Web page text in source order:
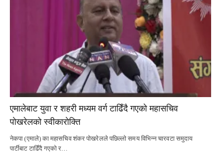
एमालेबाट युवा र शहरी मध्यम वर्ग टाढिँदै गएको महासचिव
पोखरेलको स्वीकारोक्ति
नेकपा (एमाले) का महासचिव शंकर पोखरेलले पछिल्लो समय विभिन्न चारवटा समुदाय
पार्टीबाट टाढिँदै गएको र…